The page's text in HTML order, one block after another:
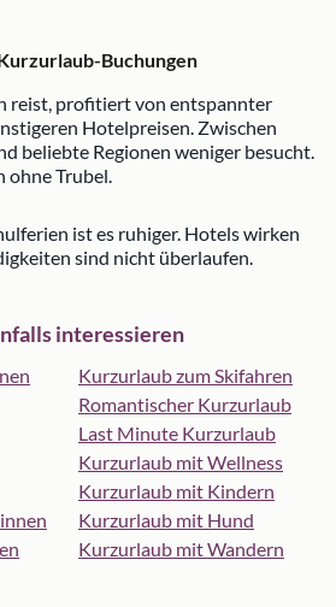
Buchungen
reist, profitiert von entspannter
Hotelpreisen. Zwischen
beliebte Regionen weniger besucht.
ohne Trubel.
ist es ruhiger. Hotels wirken
sind nicht überlaufen.
interessieren
Kurzurlaub zum Skifahren
Romantischer Kurzurlaub
Last Minute Kurzurlaub
Kurzurlaub mit Wellness
Kurzurlaub mit Kindern
Kurzurlaub mit Hund
Kurzurlaub mit Wandern